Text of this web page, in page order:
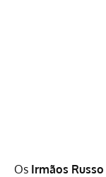
Os Irmãos Russo